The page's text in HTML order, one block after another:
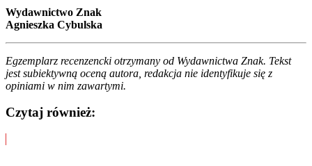
Wydawnictwo Znak
Agnieszka Cybulska
Egzemplarz recenzencki otrzymany od Wydawnictwa Znak. Tekst
jest subiektywną oceną autora, redakcja nie identyfikuje się z
opiniami w nim zawartymi.
Czytaj również: